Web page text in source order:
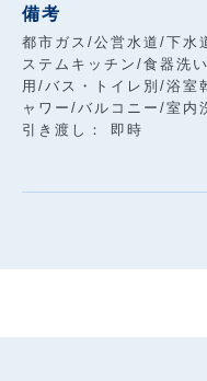
備考
都市ガス/公営水道/下水
ステムキッチン/食器洗
用/バス・トイレ別/浴室
ャワー/バルコニー/室内
引き渡し： 即時